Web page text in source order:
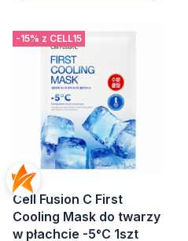
-15% z CELL15
Cell Fusion C First
Cooling Mask do twarzy
w płachcie -5°C 1szt